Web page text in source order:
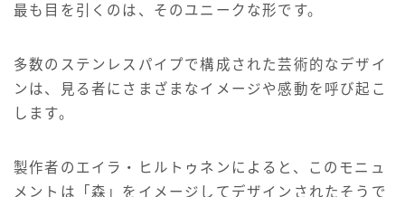
最も目を引くのは、そのユニークな形です。
多数のステンレスパイプで構成された芸術的なデザイ
ンは、見る者にさまざまなイメージや感動を呼び起こ
します。
製作者のエイラ・ヒルトゥネンによると、このモニュ
メントは「森」をイメージしてデザインされたそうで